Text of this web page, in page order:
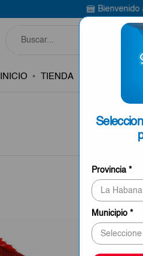
Provincia *
Municipio *
Bienvenido a Esencial
INICIO TIENDA